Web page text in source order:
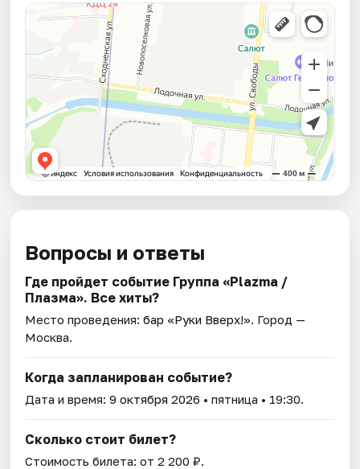
Вопросы и ответы
Где пройдет событие Группа «Plazma /
Плазма». Все хиты?
Место проведения:бар «Руки Вверх!». Город —
Москва.
Когда запланирован событие?
Дата и время:9 октября 2026 • пятница • 19:30.
Сколько стоит билет?
Стоимость билета: от 2 200 ₽.